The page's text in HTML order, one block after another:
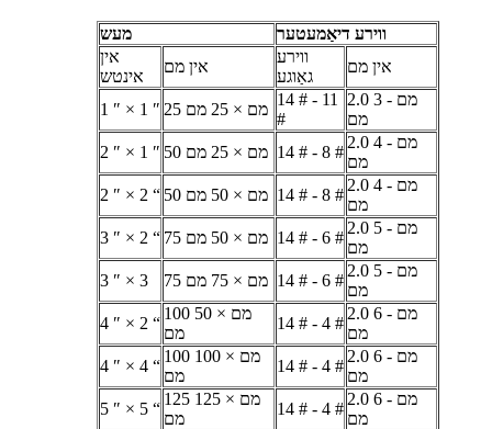
מעש
ווירע דיאַמעטער
אין
אינטש
אין מם
ווירע
גאַוגע
אין מם
1 ″ × 1 ″ 25 מם × 25 מם
14 # - 11
#
2.0 מם - 3
מם
2 ″ × 1 ″
50 מם × 25 מם 14 # - 8 #
2.0 מם - 4
מם
2 ″ × 2 “
50 מם × 50 מם 14 # - 8 #
2.0 מם - 4
מם
3 ″ × 2 “
75 מם × 50 מם 14 # - 6 #
2.0 מם - 5
מם
3 ″ × 3
75 מם × 75 מם 14 # - 6 #
2.0 מם - 5
מם
4 ″ × 2 “
100 מם × 50
מם
14 # - 4 #
2.0 מם - 6
מם
4 ″ × 4 “
100 מם × 100
מם
14 # - 4 #
2.0 מם - 6
מם
5 ″ × 5 “
125 מם × 125
מם
14 # - 4 #
2.0 מם - 6
מם